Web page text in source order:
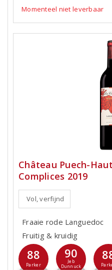
Momenteel niet leverbaar
Château Puech-
Complices 2019
Vol, verfijnd
Fraaie rode Languedoc
Fruitig & kruidig
88
Parker
90
Jeb
Dunnuck